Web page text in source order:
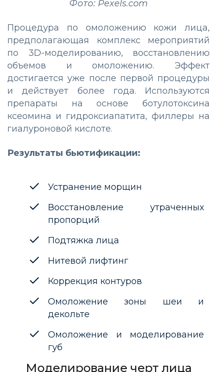
Фото: Pexels.com
Процедура по омоложению кожи лица,
предполагающая комплекс мероприятий
по 3D-моделированию, восстановлению
объемов и омоложению. Эффект
достигается уже после первой процедуры
и действует более года. Используются
препараты на основе ботулотоксина
ксеомина и гидроксиапатита, филлеры на
гиалуроновой кислоте.
Результаты бьютификации:
Устранение морщин
Восстановление утраченных
пропорций
Подтяжка лица
Нитевой лифтинг
Коррекция контуров
Омоложение зоны шеи и
декольте
Омоложение и моделирование
губ
Моделирование черт лица